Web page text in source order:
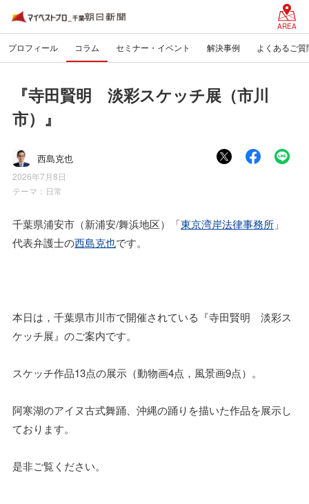
AREA
プロフィール コラム セミナー・イベント 解決事例 よくあるご質
『寺田賢明 淡彩スケッチ展（市川
市）』
西島克也
2026年7月8日
テーマ： 日常
千葉県浦安市（新浦安/舞浜地区）「東京湾岸法律事務所 」
代表弁護士の西島克也です。
本日は，千葉県市川市で開催されている『寺田賢明 淡彩ス
ケッチ展』のご案内です。
スケッチ作品13点の展示（動物画4点，風景画9点）。
阿寒湖のアイヌ古式舞踊、沖縄の踊りを描いた作品を展示し
ております。
是非ご覧ください。